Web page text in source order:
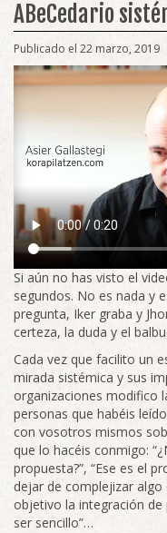
ABeCedario
Publicado el 22 marzo, 2019
Si aún no has visto el
segundos. No es nada y
pregunta, Iker graba y
certeza, la duda y el
Cada vez que facilito un
mirada sistémica y sus
organizaciones modifico
personas que habéis
con vosotros mismos
que lo hacéis conmigo:
propuesta?”, “Ese es el
dejar de complejizar algo
objetivo la integración
ser sencillo”…